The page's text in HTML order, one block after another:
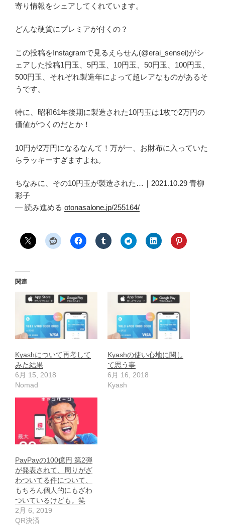
寄り情報をシェアしてくれています。
どんな硬貨にプレミアが付くの？
この投稿をInstagramで見るえらせん(@erai_sensei)がシ
ェアした投稿1円玉、5円玉、10円玉、50円玉、100円玉、
500円玉、それぞれ製造年によって超レアなものがあるそ
うです。
特に、昭和61年後期に製造された10円玉は1枚で2万円の
価値がつくのだとか！
10円が2万円になるなんて！万が一、お財布に入っていた
らラッキーすぎますよね。
ちなみに、その10円玉が製造された…｜2021.10.29 青柳
彩子
— 読み進める otonasalone.jp/255164/
関連
Kyashについて再考して
みた結果
6月 15, 2018
Nomad
Kyashの使い心地に関し
て思う事
6月 16, 2018
Kyash
PayPayの100億円 第2弾
が発表されて、周りがざ
わついてる件について、
もちろん個人的にもざわ
ついているけども。笑
2月 6, 2019
QR決済